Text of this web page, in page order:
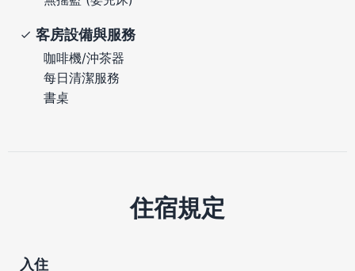
客房設備與服務
咖啡機/沖茶器
每日清潔服務
書桌
住宿規定
入住